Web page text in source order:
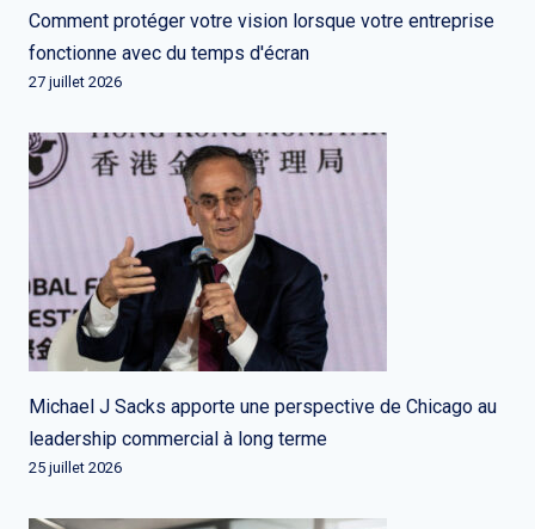
Comment protéger votre vision lorsque votre entreprise
fonctionne avec du temps d'écran
27 juillet 2026
Michael J Sacks apporte une perspective de Chicago au
leadership commercial à long terme
25 juillet 2026